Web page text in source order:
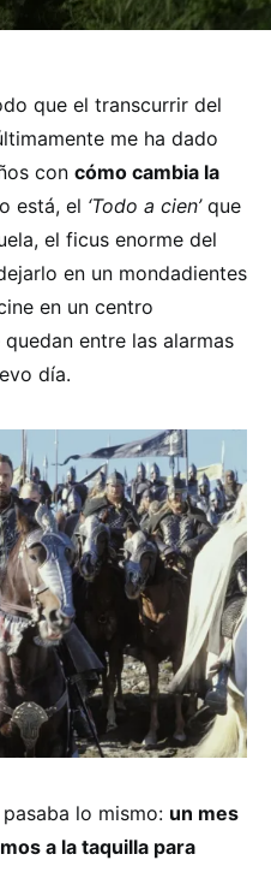
que el transcurrir del
me ha dado
con cómo cambia la
está, el ‘Todo a cien’que
el ficus enorme del
en un mondadientes
en un centro
entre las alarmas
día.
lo mismo: un mes
a la taquilla para